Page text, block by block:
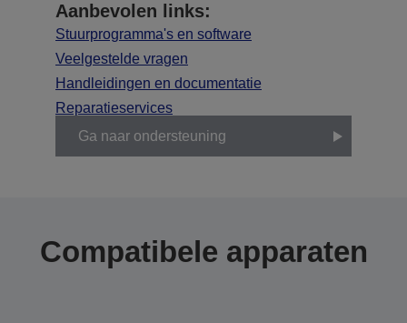
Aanbevolen links:
Stuurprogramma's en software
Veelgestelde vragen
Handleidingen en documentatie
Reparatieservices
Ga naar ondersteuning
Compatibele apparaten